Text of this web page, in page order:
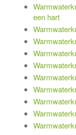
een hart